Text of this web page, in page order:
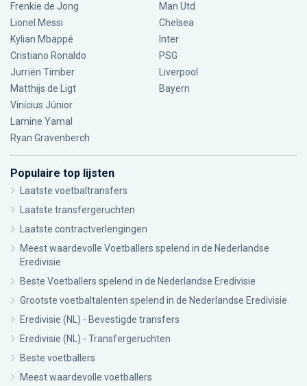
Frenkie de Jong
Lionel Messi
Kylian Mbappé
Cristiano Ronaldo
Jurriën Timber
Matthijs de Ligt
Vinícius Júnior
Lamine Yamal
Ryan Gravenberch
Man Utd
Chelsea
Inter
PSG
Liverpool
Bayern
Populaire top lijsten
Laatste voetbaltransfers
Laatste transfergeruchten
Laatste contractverlengingen
Meest waardevolle Voetballers spelend in de Nederlandse
Eredivisie
Beste Voetballers spelend in de Nederlandse Eredivisie
Grootste voetbaltalenten spelend in de Nederlandse Eredivisie
Eredivisie (NL) - Bevestigde transfers
Eredivisie (NL) - Transfergeruchten
Beste voetballers
Meest waardevolle voetballers